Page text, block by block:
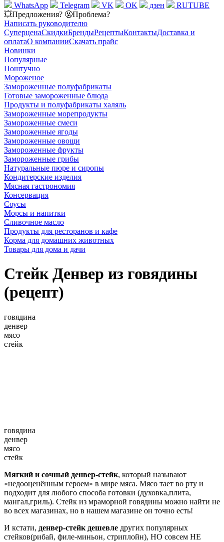
WhatsApp
Telegram VK OK дзен
RUTUBE
💥Предложения? 🤬Проблема?
Написать руководителю
СуперценаСкидкиБрендыРецептыКонтактыДоставка и
оплатаО компанииСкачать прайс
Новинки
Популярные
Поштучно
Мороженое
Замороженные полуфабрикаты
Готовые замороженные блюда
Продукты и полуфабрикаты халяль
Замороженные морепродукты
Замороженные смеси
Замороженные ягоды
Замороженные овощи
Замороженные фрукты
Замороженные грибы
Натуральные пюре и сиропы
Кондитерские изделия
Мясная гастрономия
Консервация
Соусы
Морсы и напитки
Сливочное масло
Продукты для ресторанов и кафе
Корма для домашних животных
Товары для дома и дачи
Стейк Денвер из говядины
(рецепт)
говядина
денвер
мясо
стейк
говядина
денвер
мясо
стейк
Мягкий и сочный денвер-стейк, который называют
«недооценённым героем» в мире мяса. Мясо тает во рту и
подходит для любого способа готовки (духовка,плита,
мангал,гриль). Стейк из мраморной говядины можно найти не
во всех магазинах, но в нашем магазине он точно есть!
И кстати, денвер-стейк дешевле других популярных
стейков(рибай, филе-миньон, стриплойн), НО совсем НЕ